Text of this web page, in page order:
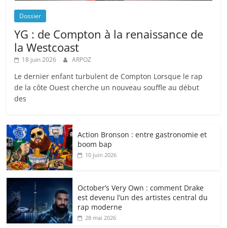
Dossier
YG : de Compton à la renaissance de
la Westcoast
18 juin 2026 ARPOZ
Le dernier enfant turbulent de Compton Lorsque le rap
de la côte Ouest cherche un nouveau souffle au début
des
Action Bronson : entre gastronomie et
boom bap
10 juin 2026
October’s Very Own : comment Drake
est devenu l’un des artistes central du
rap moderne
28 mai 2026